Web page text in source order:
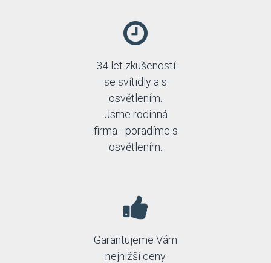
34 let zkušeností
se svítidly a s
osvětlením.
Jsme rodinná
firma - poradíme s
osvětlením.
Garantujeme Vám
nejnižší ceny